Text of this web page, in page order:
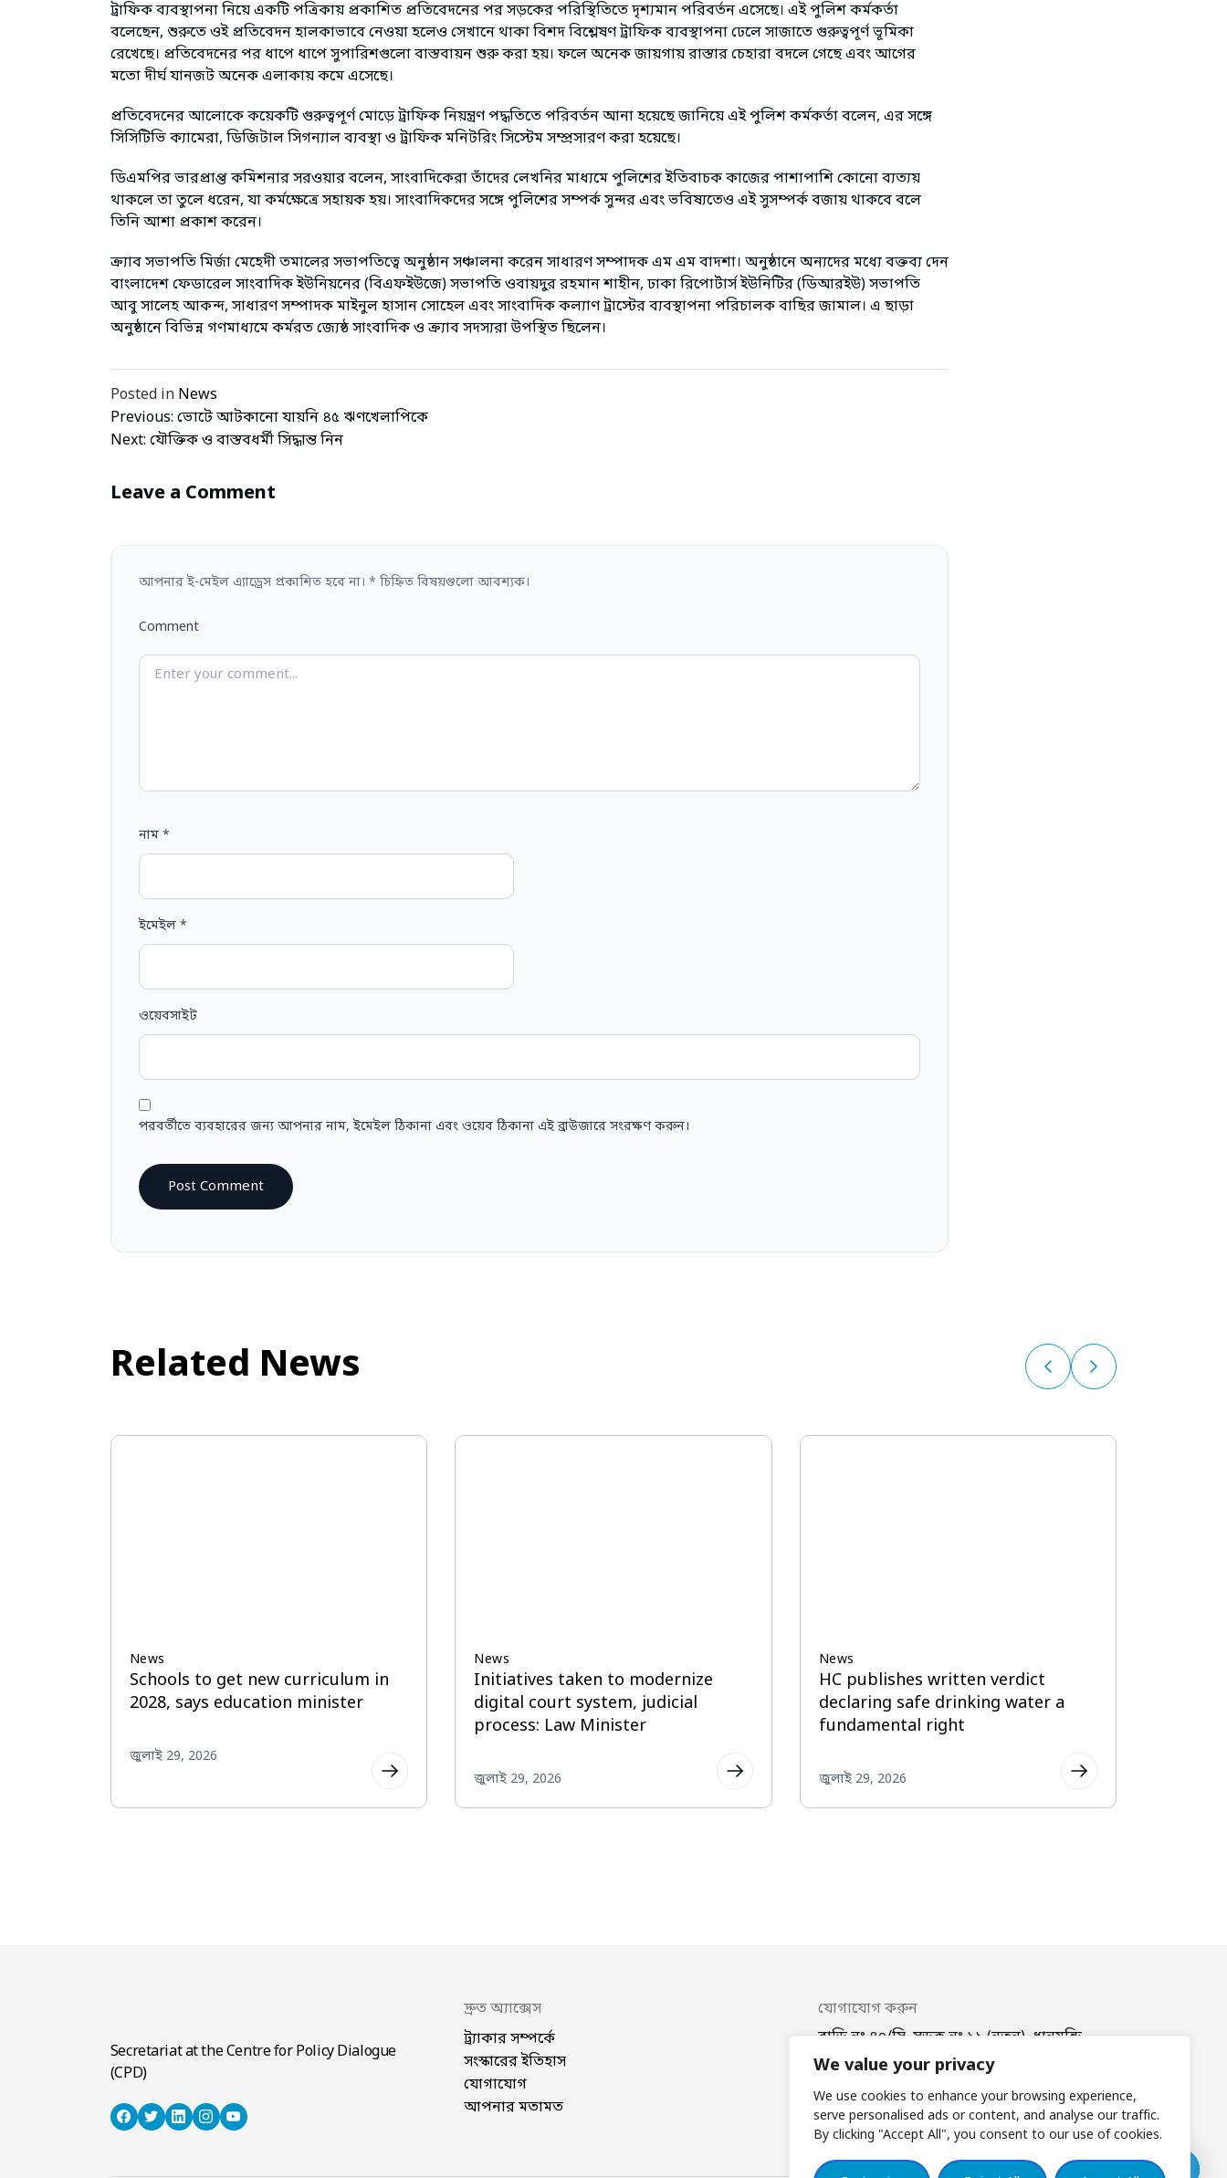
We value your privacy
We use cookies to enhance your browsing experience,
serve personalised ads or content, and analyse our traffic.
By clicking "Accept All", you consent to our use of cookies.
ট্রাফিক ব্যবস্থাপনা নিয়ে একটি পত্রিকায় প্রকাশিত প্রতিবেদনের পর সড়কের পরিস্থিতিতে দৃশ্যমান পরিবর্তন এসেছে। এই পুলিশ কর্মকর্তা
বলেছেন, শুরুতে ওই প্রতিবেদন হালকাভাবে নেওয়া হলেও সেখানে থাকা বিশদ বিশ্লেষণ ট্রাফিক ব্যবস্থাপনা ঢেলে সাজাতে গুরুত্বপূর্ণ ভূমিকা
রেখেছে। প্রতিবেদনের পর ধাপে ধাপে সুপারিশগুলো বাস্তবায়ন শুরু করা হয়। ফলে অনেক জায়গায় রাস্তার চেহারা বদলে গেছে এবং আগের
মতো দীর্ঘ যানজট অনেক এলাকায় কমে এসেছে।
প্রতিবেদনের আলোকে কয়েকটি গুরুত্বপূর্ণ মোড়ে ট্রাফিক নিয়ন্ত্রণ পদ্ধতিতে পরিবর্তন আনা হয়েছে জানিয়ে এই পুলিশ কর্মকর্তা বলেন, এর সঙ্গে
সিসিটিভি ক্যামেরা, ডিজিটাল সিগন্যাল ব্যবস্থা ও ট্রাফিক মনিটরিং সিস্টেম সম্প্রসারণ করা হয়েছে।
ডিএমপির ভারপ্রাপ্ত কমিশনার সরওয়ার বলেন, সাংবাদিকেরা তাঁদের লেখনির মাধ্যমে পুলিশের ইতিবাচক কাজের পাশাপাশি কোনো ব্যত্যয়
থাকলে তা তুলে ধরেন, যা কর্মক্ষেত্রে সহায়ক হয়। সাংবাদিকদের সঙ্গে পুলিশের সম্পর্ক সুন্দর এবং ভবিষ্যতেও এই সুসম্পর্ক বজায় থাকবে বলে
তিনি আশা প্রকাশ করেন।
ক্র্যাব সভাপতি মির্জা মেহেদী তমালের সভাপতিত্বে অনুষ্ঠান সঞ্চালনা করেন সাধারণ সম্পাদক এম এম বাদশা। অনুষ্ঠানে অন্যদের মধ্যে বক্তব্য দেন
বাংলাদেশ ফেডারেল সাংবাদিক ইউনিয়নের (বিএফইউজে) সভাপতি ওবায়দুর রহমান শাহীন, ঢাকা রিপোর্টার্স ইউনিটির (ডিআরইউ) সভাপতি
আবু সালেহ আকন্দ, সাধারণ সম্পাদক মাইনুল হাসান সোহেল এবং সাংবাদিক কল্যাণ ট্রাস্টের ব্যবস্থাপনা পরিচালক বাছির জামাল। এ ছাড়া
অনুষ্ঠানে বিভিন্ন গণমাধ্যমে কর্মরত জ্যেষ্ঠ সাংবাদিক ও ক্র্যাব সদস্যরা উপস্থিত ছিলেন।
Posted in News
পোস্ট
ন্যাভিগেশন
Previous: ভোটে আটকানো যায়নি ৪৫ ঋণখেলাপিকে
Next: যৌক্তিক ও বাস্তবধর্মী সিদ্ধান্ত নিন
Leave a Comment
আপনার ই-মেইল এ্যাড্রেস প্রকাশিত হবে না। * চিহ্নিত বিষয়গুলো আবশ্যক।
Comment
নাম *
ইমেইল *
ওয়েবসাইট
পরবর্তীতে ব্যবহারের জন্য আপনার নাম, ইমেইল ঠিকানা এবং ওয়েব ঠিকানা এই ব্রাউজারে সংরক্ষণ করুন।
Related News
get new curriculum in
education minister
Initiatives taken to modernize
digital court system, judicial
HC publishes written verdict
declaring safe drinking water a
fundamental right
DSA victims demand repeal of
Cyber Protection Ordinance
Secretariat at the Centre for Policy Dialogue
(CPD)
দ্রুত অ্যাক্সেস
ট্র্যাকার সম্পর্কে
সংস্কারের ইতিহাস
যোগাযোগ
আপনার মতামত
যোগাযোগ করুন
বাড়ি নং ৪০/সি, সড়ক নং ১১ (নতুন), ধানমন্ডি,
ঢাকা–১২০৯
ফোন(+88 02) 41021780, 41024781
ই-মেইলcoordinator@bdplatform4sdgs.net
শব্দকোষ
সাবস্ক্রাইব